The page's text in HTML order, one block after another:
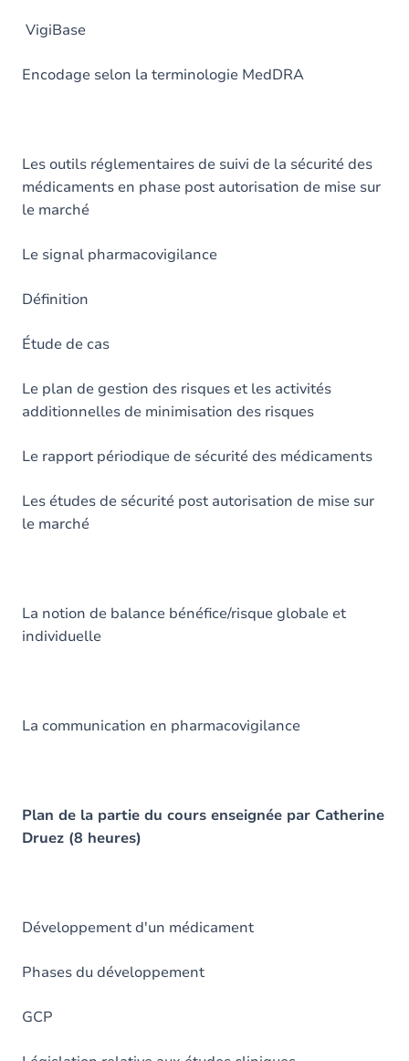
VigiBase
Encodage selon la terminologie MedDRA
Les outils réglementaires de suivi de la sécurité des
médicaments en phase post autorisation de mise sur
le marché
Le signal pharmacovigilance
Définition
Étude de cas
Le plan de gestion des risques et les activités
additionnelles de minimisation des risques
Le rapport périodique de sécurité des médicaments
Les études de sécurité post autorisation de mise sur
le marché
La notion de balance bénéfice/risque globale et
individuelle
La communication en pharmacovigilance
Plan de la partie du cours enseignée par Catherine
Druez (8 heures)
Développement d'un médicament
Phases du développement
GCP